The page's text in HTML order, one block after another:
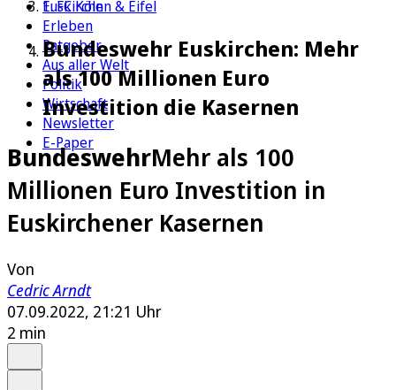
1. FC Köln
Erleben
Ratgeber
Aus aller Welt
Politik
Wirtschaft
Newsletter
E-Paper
Euskirchen & Eifel
Bundeswehr Euskirchen: Mehr
als 100 Millionen Euro
Investition die Kasernen
BundeswehrMehr als 100
Millionen Euro Investition in
Euskirchener Kasernen
Von
Cedric Arndt
07.09.2022, 21:21 Uhr
2 min